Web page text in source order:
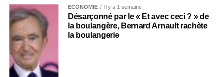
ECONOMIE Il y a 1 semaine
Désarçonné par le « Et avec ceci ? » de
la boulangère, Bernard Arnault rachète
la boulangerie